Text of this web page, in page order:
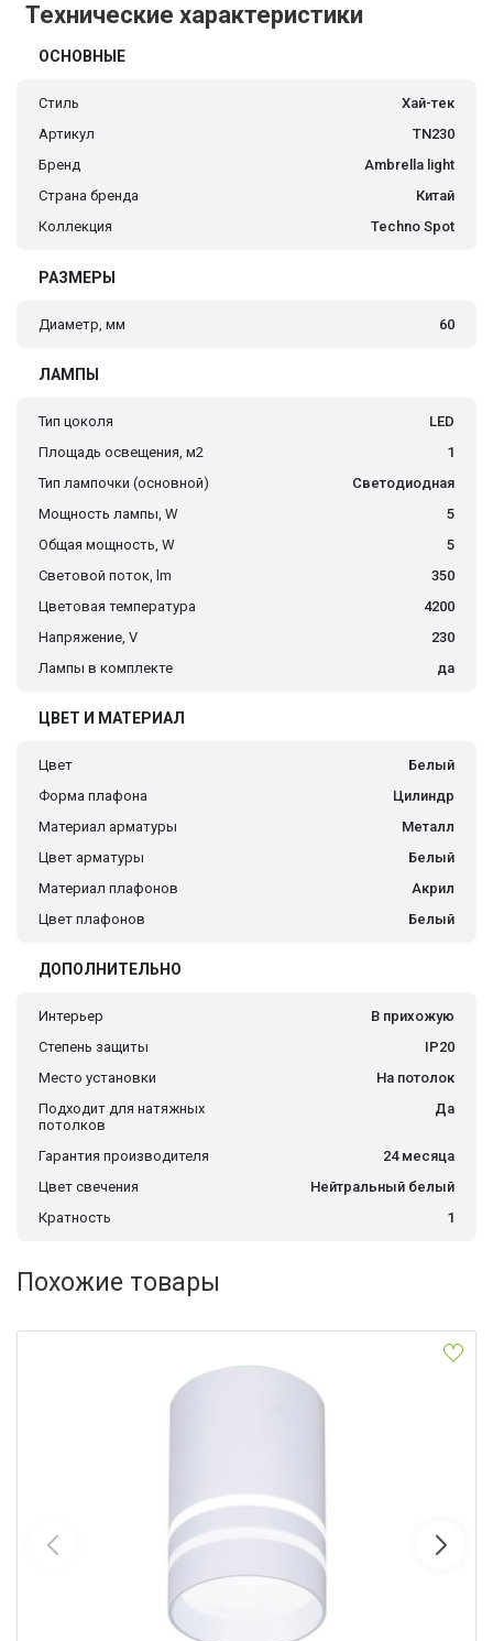
Технические характеристики
ОСНОВНЫЕ
Стиль
Хай-тек
Артикул
TN230
Бренд
Ambrella light
Страна бренда
Китай
Коллекция
Techno Spot
РАЗМЕРЫ
Диаметр, мм 60
ЛАМПЫ
Тип цоколя
LED
Площадь освещения, м2
1
Тип лампочки (основной)
Светодиодная
Мощность лампы, W
5
Общая мощность, W
5
Световой поток, lm
350
Цветовая температура
4200
Напряжение, V
230
Лампы в комплекте
да
ЦВЕТ И МАТЕРИАЛ
Цвет
Белый
Форма плафона
Цилиндр
Материал арматуры
Металл
Цвет арматуры
Белый
Материал плафонов
Акрил
Цвет плафонов
Белый
ДОПОЛНИТЕЛЬНО
Интерьер
В прихожую
Степень защиты
IP20
Место установки
На потолок
Подходит для натяжных
потолков
Да
Гарантия производителя
24 месяца
Цвет свечения
Нейтральный белый
Кратность
1
Похожие товары
Потолочный светодиодный светильник Ambrella Light Techno